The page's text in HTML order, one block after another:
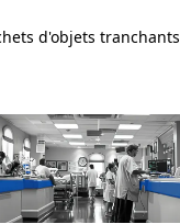
d'objets tranchants